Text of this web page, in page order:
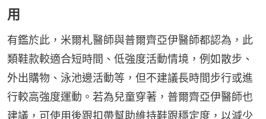
用
有鑑於此，米爾札醫師與普爾齊亞伊醫師都認為，此
類鞋款較適合短時間、低強度活動情境，例如散步、
外出購物、泳池邊活動等，但不建議長時間步行或進
行較高強度運動。若為兒童穿著，普爾齊亞伊醫師也
建議，可使用後跟扣帶幫助維持鞋跟穩定度，以減少